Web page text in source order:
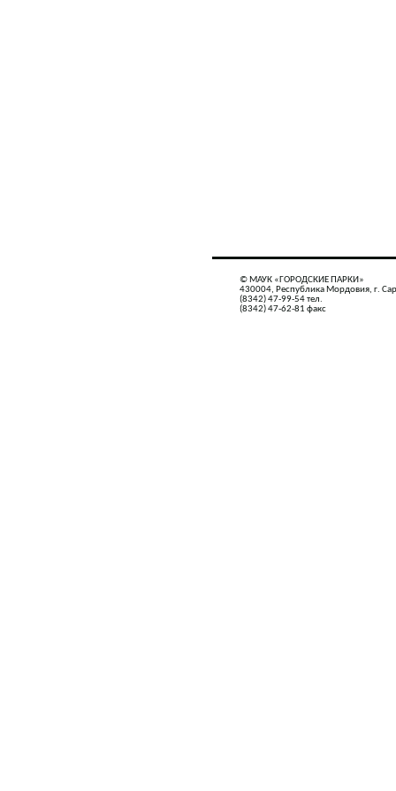
© МАУК «ГОРОДСКИЕ ПАРКИ»
430004, Республика Мордовия, г.
(8342) 47-99-54 тел.
(8342) 47-62-81 факс